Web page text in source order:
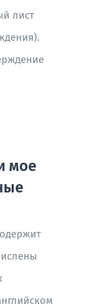
лист
мое